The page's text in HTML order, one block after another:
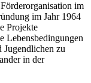
im
im Jahr 1964
Projekte
Lebensbedingungen
zu
in der